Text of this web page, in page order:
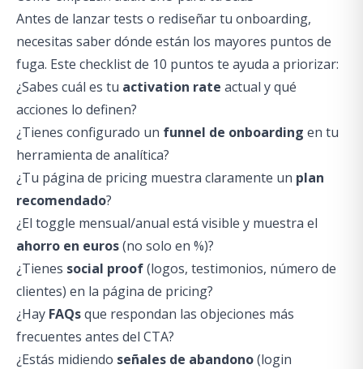
Antes de lanzar tests o rediseñar tu onboarding,
necesitas saber dónde están los mayores puntos de
fuga. Este checklist de 10 puntos te ayuda a priorizar:
¿Sabes cuál es tu activation rate actual y qué
acciones lo definen?
¿Tienes configurado un funnel de onboarding en tu
herramienta de analítica?
¿Tu página de pricing muestra claramente un plan
recomendado?
¿El toggle mensual/anual está visible y muestra el
ahorro en euros(no solo en %)?
¿Tienes social proof(logos, testimonios, número de
clientes) en la página de pricing?
¿Hay FAQsque respondan las objeciones más
frecuentes antes del CTA?
¿Estás midiendo señales de abandono(login